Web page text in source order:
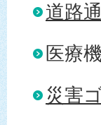
道路
医療
災害